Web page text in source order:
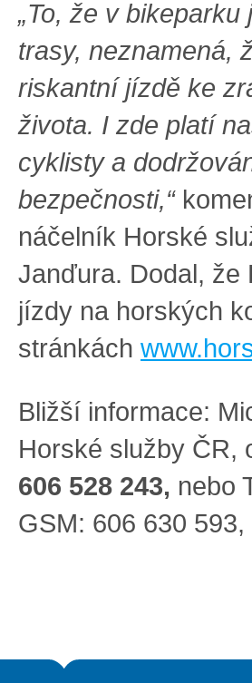
„To, že v
trasy, neznamená,
riskantní jízdě ke
života. I zde platí
cyklisty a
bezpečnosti,“
náčelník Horské
Janďura. Dodal, že
jízdy na horských
stránkách
Bližší informace:
Horské služby ČR,
606 528 243, nebo
GSM: 606 630 593,